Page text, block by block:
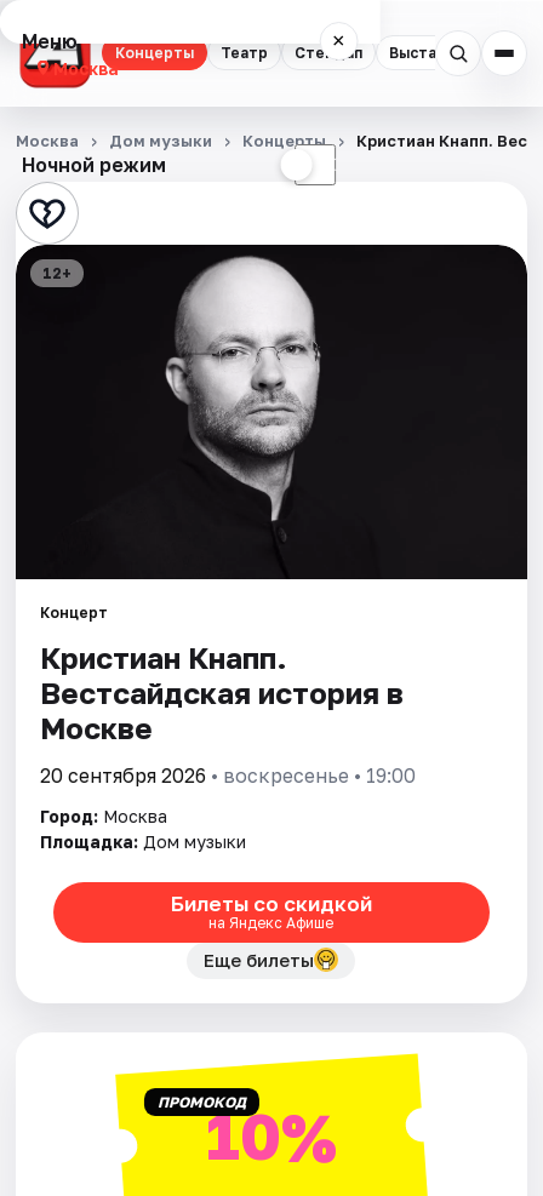
Концерты Театр Стендап Выставки
Меню ×
Москва
Концерты
Театр
Стендап
Города
Площадки
Артисты
Рейтинги
Ночной режим ☾
Москва Дом музыки Концерты Кристиан Кнапп.
12+
Концерт
Кристиан Кнапп.
Вестсайдская история в
Москве
20 сентября 2026 • воскресенье • 19:00
Город: Москва
Площадка: Дом музыки
Билеты со скидкой
на Яндекс Афише
Еще билеты
ПРОМОКОД10%